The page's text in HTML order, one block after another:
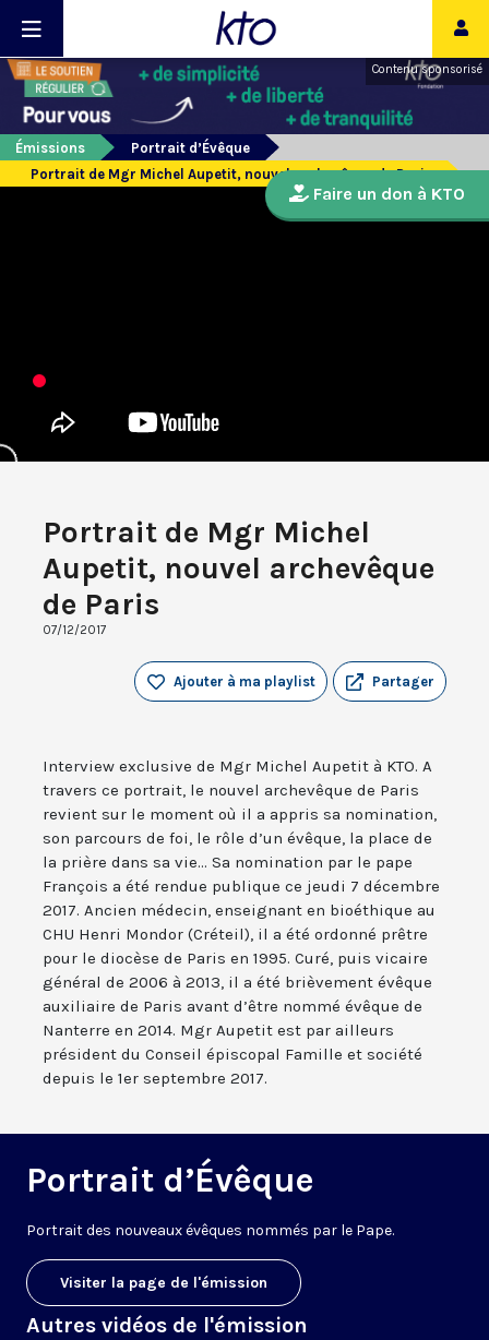
Contenu sponsorisé
Émissions
Portrait d’Évêque
Portrait de Mgr Michel Aupetit, nouvel archevêque de Paris
Portrait de Mgr Michel
Aupetit, nouvel archevêque
de Paris
07/12/2017
Partager
Ajouter à ma playlist
Interview exclusive de Mgr Michel Aupetit à KTO. A
travers ce portrait, le nouvel archevêque de Paris
revient sur le moment où il a appris sa nomination,
son parcours de foi, le rôle d’un évêque, la place de
la prière dans sa vie... Sa nomination par le pape
François a été rendue publique ce jeudi 7 décembre
2017. Ancien médecin, enseignant en bioéthique au
CHU Henri Mondor (Créteil), il a été ordonné prêtre
pour le diocèse de Paris en 1995. Curé, puis vicaire
général de 2006 à 2013, il a été brièvement évêque
auxiliaire de Paris avant d’être nommé évêque de
Nanterre en 2014. Mgr Aupetit est par ailleurs
président du Conseil épiscopal Famille et société
depuis le 1er septembre 2017.
Portrait d’Évêque
Portrait des nouveaux évêques nommés par le Pape.
Visiter la page de l'émission
Autres vidéos de l'émission
Faire un don à KTO